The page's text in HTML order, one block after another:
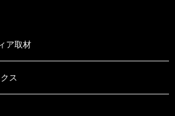
ア取材
ス